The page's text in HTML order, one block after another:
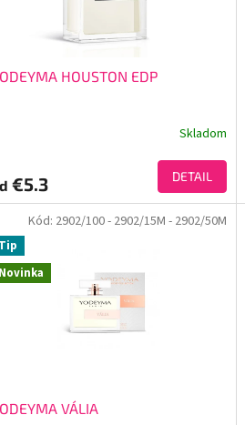
HOUSTON EDP
Skladom
€5.3 DETAIL
Novinka
Tip
VÁLIA
Kód: 2902/100- 2902/15M - 2902/50M